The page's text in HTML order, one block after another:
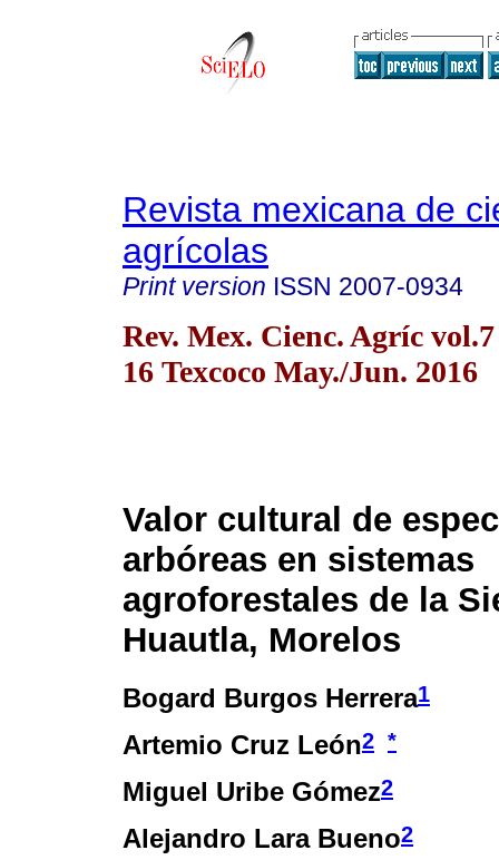
Revista mexicana de
agrícolas
Print version ISSN 2007-0934
Rev. Mex. Cienc. Agríc vol.7
16 Texcoco May./Jun. 2016
Valor cultural de
arbóreas en sistemas
agroforestales de la
Huautla, Morelos
Bogard Burgos Herrera1
Artemio Cruz León2 *
Miguel Uribe Gómez2
Alejandro Lara Bueno2